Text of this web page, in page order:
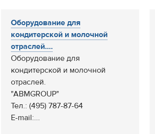
Оборудование для
кондитерской и молочной
отраслей....
Оборудование для
кондитерской и молочной
отраслей.
"ABMGROUP"
Тел.: (495) 787-87-64
E-mail:...